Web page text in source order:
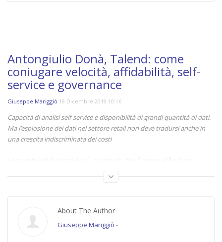
Antongiulio Donà, Talend: come
coniugare velocità, affidabilità, self-
service e governance
Giuseppe Mariggiò 18 Dicembre 2019 10:16
Capacità di analisi self-service e disponibilità di grandi quantità di dati.
Ma l’esplosione dei dati nel settore retail non deve tradursi anche in
una crescita indiscriminata dei costi
La quantità di dati non è più un vincolo. Dal finance al fashion,
passando per la GDO, i retailer di tutti i settori e di tutte le dimensioni
dovranno fare i conti con un volume crescente di dati da gestire e
Ma mentre le imprese cercano di raggiungere l’obiettivo di avere dati
affidabili e in tempo reale, questi dati devono essere anche
About The Author
Giuseppe Mariggiò -